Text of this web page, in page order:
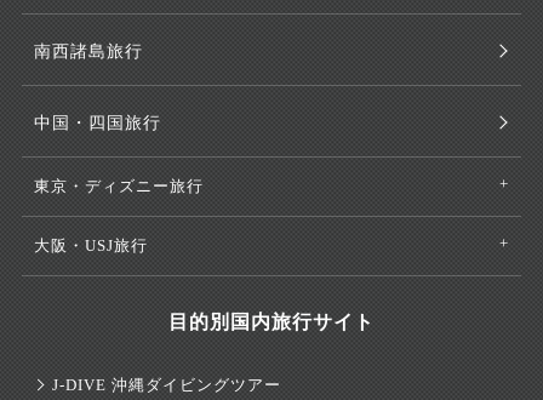
南西諸島旅行
中国・四国旅行
東京・ディズニー旅行
大阪・USJ旅行
目的別国内旅行サイト
J-DIVE 沖縄ダイビングツアー